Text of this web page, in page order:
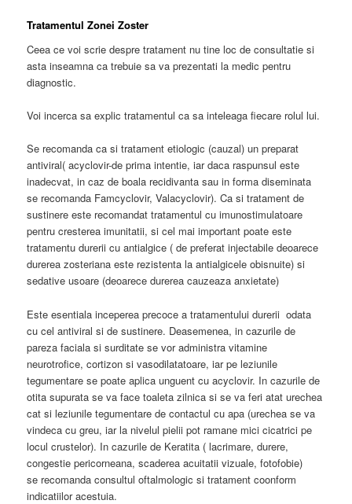
Tratamentul Zonei Zoster
Ceea ce voi scrie despre tratament nu tine loc de consultatie si
asta inseamna ca trebuie sa va prezentati la medic pentru
diagnostic.
Voi incerca sa explic tratamentul ca sa inteleaga fiecare rolul lui.
Se recomanda ca si tratament etiologic (cauzal) un preparat
antiviral( acyclovir-de prima intentie, iar daca raspunsul este
inadecvat, in caz de boala recidivanta sau in forma diseminata
se recomanda Famcyclovir, Valacyclovir). Ca si tratament de
sustinere este recomandat tratamentul cu imunostimulatoare
pentru cresterea imunitatii, si cel mai important poate este
tratamentu durerii cu antialgice ( de preferat injectabile deoarece
durerea zosteriana este rezistenta la antialgicele obisnuite) si
sedative usoare (deoarece durerea cauzeaza anxietate)
Este esentiala inceperea precoce a tratamentului durerii odata
cu cel antiviral si de sustinere. Deasemenea, in cazurile de
pareza faciala si surditate se vor administra vitamine
neurotrofice, cortizon si vasodilatatoare, iar pe leziunile
tegumentare se poate aplica unguent cu acyclovir. In cazurile de
otita supurata se va face toaleta zilnica si se va feri atat urechea
cat si leziunile tegumentare de contactul cu apa (urechea se va
vindeca cu greu, iar la nivelul pielii pot ramane mici cicatrici pe
locul crustelor). In cazurile de Keratita ( lacrimare, durere,
congestie pericorneana, scaderea acuitatii vizuale, fotofobie)
se recomanda consultul oftalmologic si tratament coonform
indicatiilor acestuia.